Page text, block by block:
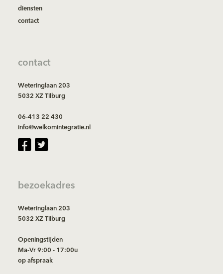
diensten
contact
contact
Weteringlaan 203
5032 XZ Tilburg
06-413 22 430
info@welkomintegratie.nl
bezoekadres
Weteringlaan 203
5032 XZ Tilburg
Openingstijden
Ma-Vr 9:00 - 17:00u
op afspraak